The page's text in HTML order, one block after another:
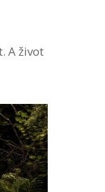
A život